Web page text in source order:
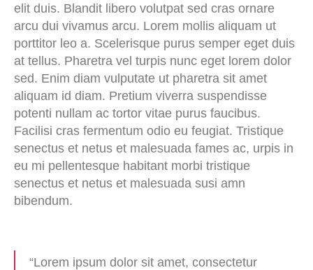
elit duis. Blandit libero volutpat sed cras ornare
arcu dui vivamus arcu. Lorem mollis aliquam ut
porttitor leo a. Scelerisque purus semper eget duis
at tellus. Pharetra vel turpis nunc eget lorem dolor
sed. Enim diam vulputate ut pharetra sit amet
aliquam id diam. Pretium viverra suspendisse
potenti nullam ac tortor vitae purus faucibus.
Facilisi cras fermentum odio eu feugiat. Tristique
senectus et netus et malesuada fames ac, urpis in
eu mi pellentesque habitant morbi tristique
senectus et netus et malesuada susi amn
bibendum.
“Lorem ipsum dolor sit amet, consectetur